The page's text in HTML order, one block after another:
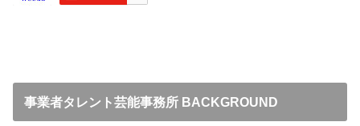
事業者タレント芸能事務所 BACKGROUND